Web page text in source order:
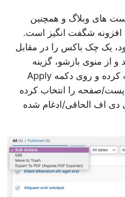
های وبلاگ و همچنین
شگفت انگیز است.
یک چک باکس را در مقابل
از منوی بازشو، گزینه
Export to PDF را انتخاب کرده و روی دکمه Apply
صفحه را انتخاب کرده
اف الحاقی/ادغام شده